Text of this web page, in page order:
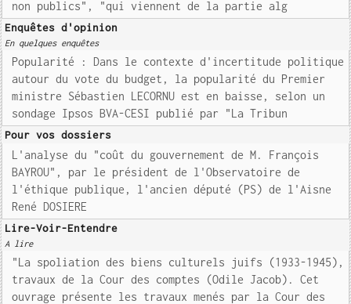
non publics", "qui viennent de la partie alg
Enquêtes d'opinion
En quelques enquêtes
Popularité : Dans le contexte d'incertitude politique
autour du vote du budget, la popularité du Premier
ministre Sébastien LECORNU est en baisse, selon un
sondage Ipsos BVA-CESI publié par "La Tribun
Pour vos dossiers
L'analyse du "coût du gouvernement de M. François
BAYROU", par le président de l'Observatoire de
l'éthique publique, l'ancien député (PS) de l'Aisne
René DOSIERE
Lire-Voir-Entendre
A lire
"La spoliation des biens culturels juifs (1933-1945),
travaux de la Cour des comptes (Odile Jacob). Cet
ouvrage présente les travaux menés par la Cour des